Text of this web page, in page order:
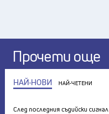
Прочети още
НАЙ-НОВИ НАЙ-ЧЕТЕНИ
След последния съдийски сигнал